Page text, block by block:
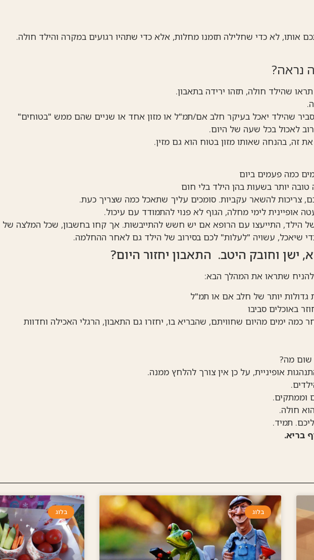
אותו, לא כדי שחלילה תזמנו מחלות, אלא כדי שתהיו רגועים במקרה והילד חולה.
נראה?
שהילד חולה, תזהו ירידה בתאבון.
סביר שהילד יאכל בעיקר חלב אם/תמ"ל או מזון אחד או שניים שהם ממש "בטוחים"
לאכול בכל שעה של היום.
זה, בהנחה שאותו מזון בטוח הוא גם מזין.
כמה פעמים ביום
טובה יותר בשעות בהן הילד בלי חום
צריכות להשאר עקביות. סומכים עליך שתאכל כמה שצריך כעת.
אופיינית לימי מחלה, הגוף לא פנוי להתמודד עם עיכול.
של הילד, התייעצו עם הרופא אם יש חשש להתייבשות. אך קחו בחשבון, שכל המלצה של
שיאכל, עשויה "לעלות" לכם בסירוב של הילד גם לאחר ההחלמה.
ישן וחובק היטב. התאבון יחזור היום?
שתראו את המהלך הבא:
גדולות יותר של חלב אם או תמ"ל
באוכלים סביבו
כמה ימים מהיום שחוויתם, שהבריא בו, יחזרו גם התאבון, הרגלי האכילה וחדוות
שום מה?
אופיניית, על כן אין צורך להלחץ ממנה.
וממתקים.
חולה.
תמיד.
בריא.
בלוג בלוג